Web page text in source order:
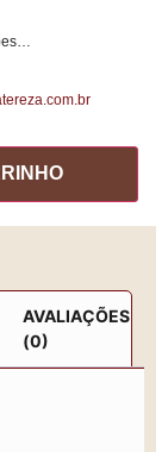
AVALIAÇÕES
(0)